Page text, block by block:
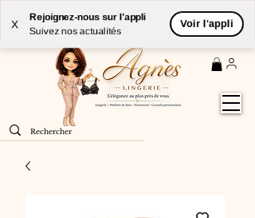
X
Rejoignez-nous sur l'appli
Suivez nos actualités
Voir l'appli
LivraisonGRATUITE(à partir de 59€) à domicile par
Colissimo en France métropolitaine